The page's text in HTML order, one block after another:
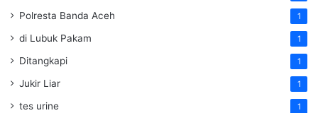
Polresta Banda Aceh 1
di Lubuk Pakam 1
Ditangkapi 1
Jukir Liar 1
tes urine 1